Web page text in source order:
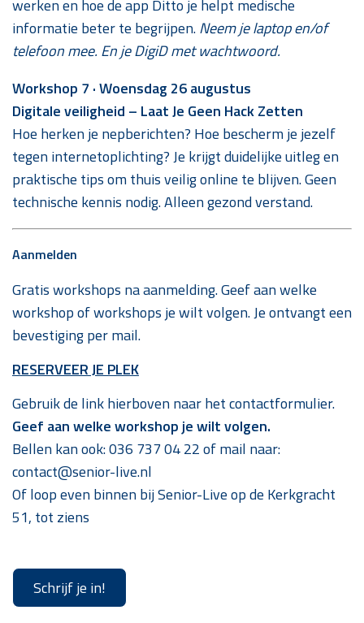
werken en hoe de app Ditto je helpt medische
informatie beter te begrijpen.Neem je laptop en/of
telefoon mee. En je DigiD met wachtwoord.
Workshop 7 · Woensdag 26 augustus
Digitale veiligheid – Laat Je Geen Hack Zetten
Hoe herken je nepberichten? Hoe bescherm je jezelf
tegen internetoplichting? Je krijgt duidelijke uitleg en
praktische tips om thuis veilig online te blijven. Geen
technische kennis nodig. Alleen gezond verstand.
Aanmelden
Gratis workshops na aanmelding. Geef aan welke
workshop of workshops je wilt volgen. Je ontvangt een
bevestiging per mail.
RESERVEER JE PLEK
Gebruik de link hierboven naar het contactformulier.
Geef aan welke workshop je wilt volgen.
Bellen kan ook: 036 737 04 22 of mail naar:
contact@senior-live.nl
Of loop even binnen bij Senior-Live op de Kerkgracht
51, tot ziens
Schrijf je in!